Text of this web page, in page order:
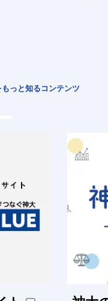
っと知るコンテンツ